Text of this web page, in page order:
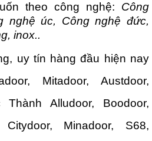
theo công nghệ: Công
nghệ úc, Công nghệ đức,
inox..
uy tín hàng đầu hiện nay
Mitadoor, Austdoor,
Alludoor, Boodoor,
Citydoor, Minadoor, S68,